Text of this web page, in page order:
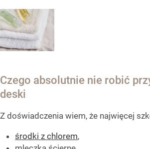
Czego absolutnie nie robić
deski
Z doświadczenia wiem, że najwięcej
środki z chlorem,